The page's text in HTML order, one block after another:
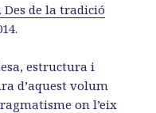
Des de la tradició
estructura i
d’aquest volum
on l’eix